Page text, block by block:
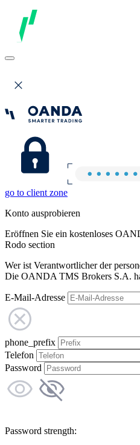
go to client zone
Konto ausprobieren
Eröffnen Sie ein kostenloses
Rodo section
Wer ist Verantwortlicher der
Die OANDA TMS Brokers S.A.
E-Mail-Adresse
phone_prefix
Telefon
Password
Password strength: